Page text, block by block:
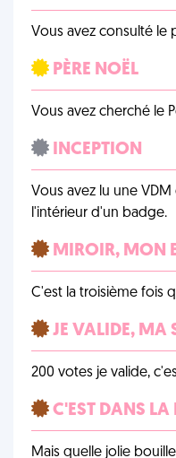
Vous avez consulté le
PÈRE NOËL
Vous avez cherché le
INCEPTION
Vous avez lu une
l'intérieur d'un badge.
MIROIR, MON
C'est la troisième fois
JE VALIDE, MA
200 votes je valide,
C'EST DANS LA
Mais quelle jolie